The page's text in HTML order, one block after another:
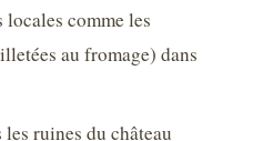
comme les
au fromage) dans
ruines du château